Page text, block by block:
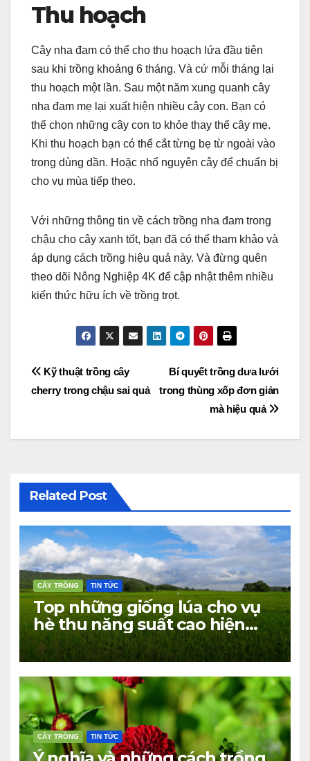
Thu hoạch
Cây nha đam có thể cho thu hoạch lứa đầu tiên
sau khi trồng khoảng 6 tháng. Và cứ mỗi tháng lại
thu hoạch một lần. Sau một năm xung quanh cây
nha đam mẹ lại xuất hiện nhiều cây con. Bạn có
thể chọn những cây con to khỏe thay thế cây mẹ.
Khi thu hoạch bạn có thể cắt từng bẹ từ ngoài vào
trong dùng dần. Hoặc nhổ nguyên cây để chuẩn bị
cho vụ mùa tiếp theo.
Với những thông tin về cách trồng nha đam trong
chậu cho cây xanh tốt, bạn đã có thể tham khảo và
áp dụng cách trồng hiệu quả này. Và đừng quên
theo dõi Nông Nghiệp 4K để cập nhật thêm nhiều
kiến thức hữu ích về trồng trọt.
Điều
hướng
bài
Bí quyết trồng dưa lưới
trong thùng xốp đơn giản
mà hiệu quả
Kỹ thuật trồng cây
cherry trong chậu sai quả
Related Post
CÂY TRỒNG TIN TỨC
Top những giống lúa cho vụ
hè thu năng suất cao hiện
nay
CÂY TRỒNG TIN TỨC